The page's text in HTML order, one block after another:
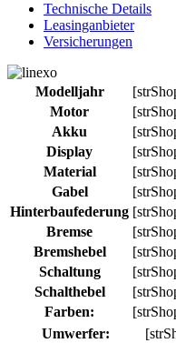
Technische Details
Leasinganbieter
Versicherungen
Modelljahr
Motor
Akku
Display
Material
Gabel
Hinterbaufederung
Bremse
Bremshebel
Schaltung
Schalthebel
Farben:
Umwerfer: